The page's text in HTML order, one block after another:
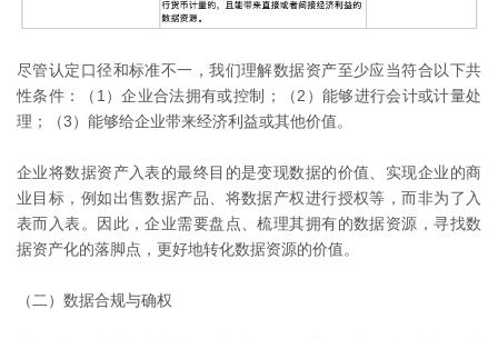
尽管认定口径和标准不一，我们理解数据资产至少应当符合以下共
性条件：（1）企业合法拥有或控制；（2）能够进行会计或计量处
理；（3）能够给企业带来经济利益或其他价值。
企业将数据资产入表的最终目的是变现数据的价值、实现企业的商
业目标，例如出售数据产品、将数据产权进行授权等，而非为了入
表而入表。因此，企业需要盘点、梳理其拥有的数据资源，寻找数
据资产化的落脚点，更好地转化数据资源的价值。
（二）数据合规与确权